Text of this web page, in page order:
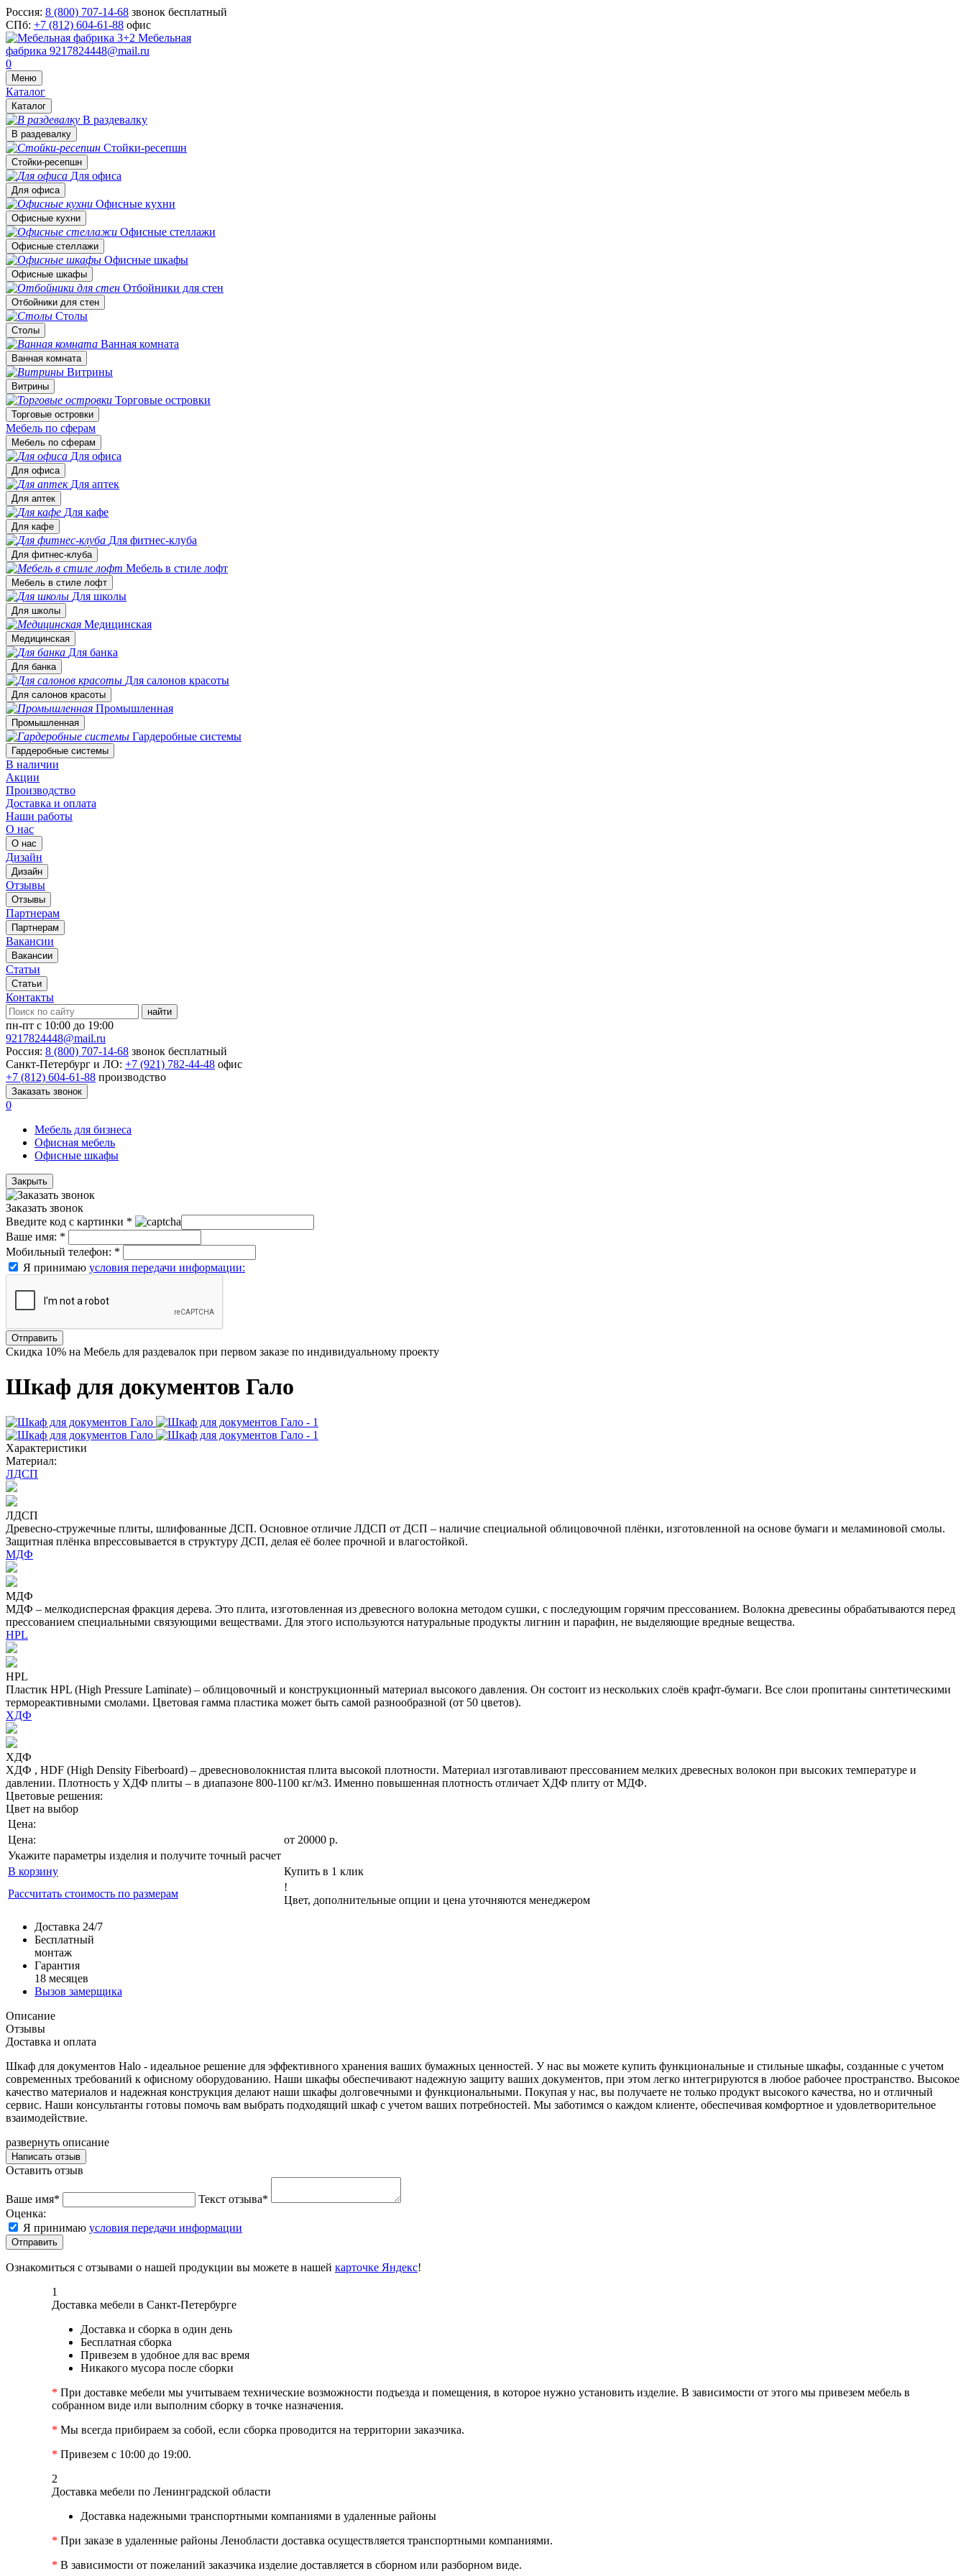
Россия: 8 (800) 707-14-68 звонок бесплатный
СПб: +7 (812) 604-61-88 офис
Мебельная
фабрика 9217824448@mail.ru
0
Меню
Каталог
Каталог
В раздевалку
В раздевалку
Стойки-ресепшн
Стойки-ресепшн
Для офиса
Для офиса
Офисные кухни
Офисные кухни
Офисные стеллажи
Офисные стеллажи
Офисные шкафы
Офисные шкафы
Отбойники для стен
Отбойники для стен
Столы
Столы
Ванная комната
Ванная комната
Витрины
Витрины
Торговые островки
Торговые островки
Мебель по сферам
Мебель по сферам
Для офиса
Для офиса
Для аптек
Для аптек
Для кафе
Для кафе
Для фитнес-клуба
Для фитнес-клуба
Мебель в стиле лофт
Мебель в стиле лофт
Для школы
Для школы
Медицинская
Медицинская
Для банка
Для банка
Для салонов красоты
Для салонов красоты
Промышленная
Промышленная
Гардеробные системы
Гардеробные системы
В наличии
Акции
Производство
Доставка и оплата
Наши работы
О нас
О нас
Дизайн
Дизайн
Отзывы
Отзывы
Партнерам
Партнерам
Вакансии
Вакансии
Статьи
Статьи
Контакты
найти
пн-пт с 10:00 до 19:00
9217824448@mail.ru
Россия: 8 (800) 707-14-68 звонок бесплатный
Санкт-Петербург и ЛО: +7 (921) 782-44-48 офис
+7 (812) 604-61-88 производство
Заказать звонок
0
Мебель для бизнеса
Офисная мебель
Офисные шкафы
Закрыть
Заказать звонок
Введите код с картинки *
Ваше имя: *
Мобильный телефон: *
Я принимаю условия передачи информации:
Отправить
Скидка 10% на Мебель для раздевалок при первом заказе по индивидуальному проекту
Шкаф для документов Гало
Характеристики
Материал:
ЛДСП
ЛДСП
Древесно-стружечные плиты, шлифованные ДСП. Основное отличие ЛДСП от ДСП – наличие специальной облицовочной плёнки, изготовленной на основе бумаги и меламиновой смолы.
Защитная плёнка впрессовывается в структуру ДСП, делая её более прочной и влагостойкой.
МДФ
МДФ
МДФ – мелкодисперсная фракция дерева. Это плита, изготовленная из древесного волокна методом сушки, с последующим горячим прессованием. Волокна древесины обрабатываются перед
прессованием специальными связующими веществами. Для этого используются натуральные продукты лигнин и парафин, не выделяющие вредные вещества.
HPL
HPL
Пластик HPL (High Pressure Laminate) – облицовочный и конструкционный материал высокого давления. Он состоит из нескольких слоёв крафт-бумаги. Все слои пропитаны синтетическими
термореактивными смолами. Цветовая гамма пластика может быть самой разнообразной (от 50 цветов).
ХДФ
ХДФ
ХДФ , HDF (High Density Fiberboard) – древесноволокнистая плита высокой плотности. Материал изготавливают прессованием мелких древесных волокон при высоких температуре и
давлении. Плотность у ХДФ плиты – в диапазоне 800-1100 кг/м3. Именно повышенная плотность отличает ХДФ плиту от МДФ.
Цветовые решения:
Цвет на выбор
Цена:
Цена:
от 20000 р.
Укажите параметры изделия и получите точный расчет
В корзину
Купить в 1 клик
Рассчитать стоимость по размерам
!
Цвет, дополнительные опции и цена уточняются менеджером
Доставка 24/7
Бесплатный
монтаж
Гарантия
18 месяцев
Вызов замерщика
Описание
Отзывы
Доставка и оплата
Шкаф для документов Halo - идеальное решение для эффективного хранения ваших бумажных ценностей. У нас вы можете купить функциональные и стильные шкафы, созданные с учетом
современных требований к офисному оборудованию. Наши шкафы обеспечивают надежную защиту ваших документов, при этом легко интегрируются в любое рабочее пространство. Высокое
качество материалов и надежная конструкция делают наши шкафы долговечными и функциональными. Покупая у нас, вы получаете не только продукт высокого качества, но и отличный
сервис. Наши консультанты готовы помочь вам выбрать подходящий шкаф с учетом ваших потребностей. Мы заботимся о каждом клиенте, обеспечивая комфортное и удовлетворительное
взаимодействие.
развернуть описание
Написать отзыв
Оставить отзыв
Ваше имя*
Текст отзыва*
Оценка:
Я принимаю условия передачи информации
Отправить
Ознакомиться с отзывами о нашей продукции вы можете в нашей карточке Яндекс!
1
Доставка мебели в Санкт-Петербурге
Доставка и сборка в один день
Бесплатная сборка
Привезем в удобное для вас время
Никакого мусора после сборки
* При доставке мебели мы учитываем технические возможности подъезда и помещения, в которое нужно установить изделие. В зависимости от этого мы привезем мебель в
собранном виде или выполним сборку в точке назначения.
* Мы всегда прибираем за собой, если сборка проводится на территории заказчика.
* Привезем с 10:00 до 19:00.
2
Доставка мебели по Ленинградской области
Доставка надежными транспортными компаниями в удаленные районы
* При заказе в удаленные районы Ленобласти доставка осуществляется транспортными компаниями.
* В зависимости от пожеланий заказчика изделие доставляется в сборном или разборном виде.